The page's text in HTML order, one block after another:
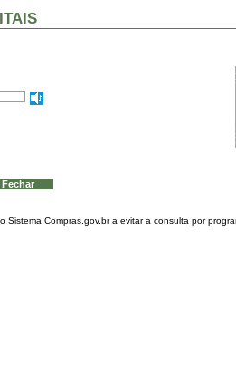
Sistema Compras.gov.br a evitar a consulta por